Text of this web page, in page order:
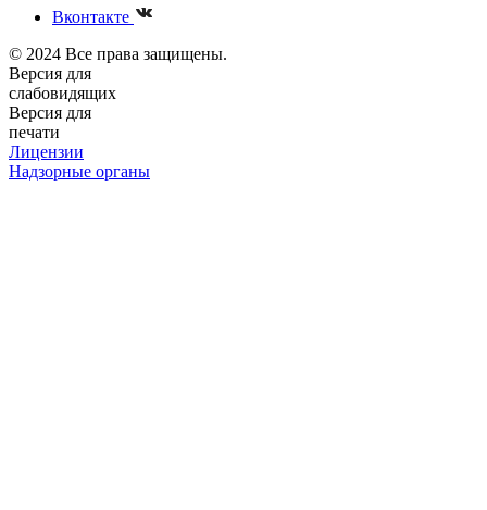
Вконтакте
© 2024 Все права защищены.
Версия для
слабовидящих
Версия для
печати
Лицензии
Надзорные органы